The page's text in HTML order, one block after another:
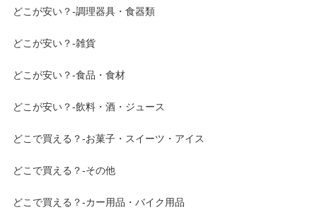
どこが安い？-調理器具・食器類
どこが安い？-雑貨
どこが安い？-食品・食材
どこが安い？-飲料・酒・ジュース
どこで買える？-お菓子・スイーツ・アイス
どこで買える？-その他
どこで買える？-カー用品・バイク用品